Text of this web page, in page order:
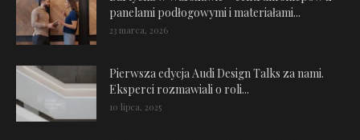
panelami podłogowymi i materiałami...
23 marca, 2026
Pierwsza edycja Audi Design Talks za nami.
Eksperci rozmawiali o roli...
10 lipca, 2025